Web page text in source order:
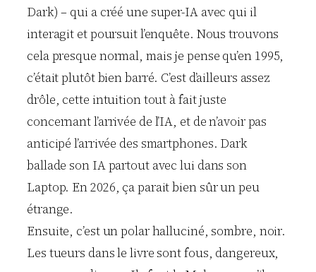
Dark) – qui a créé une super-IA avec qui il
interagit et poursuit l’enquête. Nous trouvons
cela presque normal, mais je pense qu’en 1995,
c’était plutôt bien barré. C’est d’ailleurs assez
drôle, cette intuition tout à fait juste
concernant l’arrivée de l’IA, et de n’avoir pas
anticipé l’arrivée des smartphones. Dark
ballade son IA partout avec lui dans son
Laptop. En 2026, ça parait bien sûr un peu
étrange.
Ensuite, c’est un polar halluciné, sombre, noir.
Les tueurs dans le livre sont fous, dangereux,